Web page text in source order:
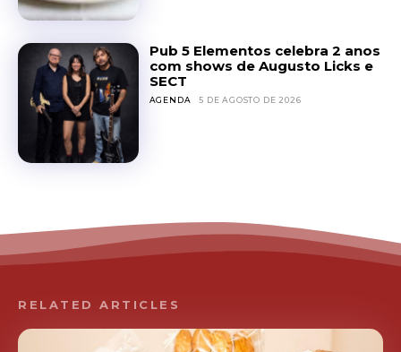
Pub 5 Elementos celebra 2 anos
com shows de Augusto Licks e
SECT
AGENDA 5 DE AGOSTO DE 2026
RELATED ARTICLES